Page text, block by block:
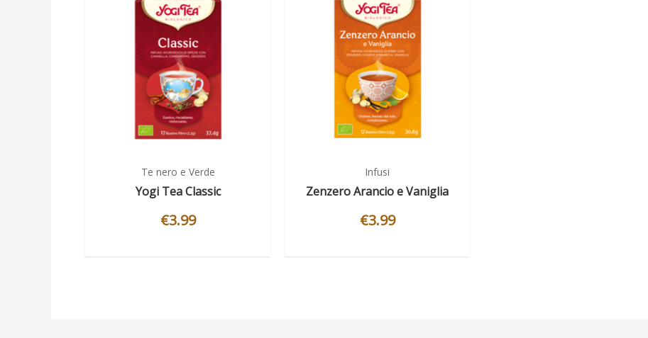
Te nero e Verde
Yogi Tea Classic
€3.99
Infusi
Zenzero Arancio e Vaniglia
€3.99